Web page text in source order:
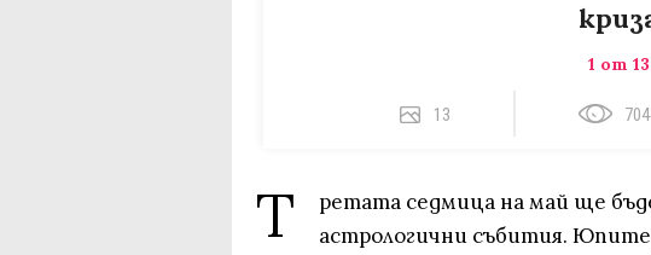
1 от 13
13
Т
ретата седмица на май ще
астрологични събития.